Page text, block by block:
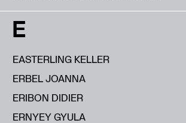
E
EASTERLING KELLER
ERBEL JOANNA
ERIBON DIDIER
ERNYEY GYULA